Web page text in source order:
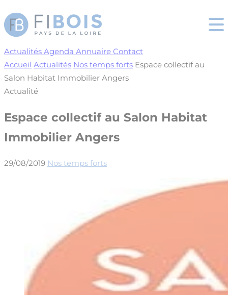
Actualités Agenda Annuaire Contact
Accueil Actualités Nos temps forts Espace collectif au
Salon Habitat Immobilier Angers
Actualité
Espace collectif au Salon Habitat
Immobilier Angers
29/08/2019 Nos temps forts